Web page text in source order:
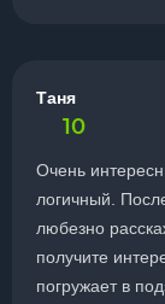
Таня
10
Очень
логичный.
любезно
получите
погружает в